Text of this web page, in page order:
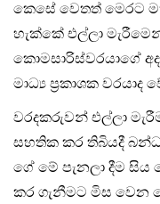
කෙසේ වෙතත් මෙරට
හැක්කේ එල්ලා
කොමසාරිස්‍වරයාගේ
මාධ්‍ය ප්‍රකාශක වරයාද
වරදකරුවන් එල්ලා
සහතික කර තිබියදී
ගේ මේ පැනලා දීම
කර ගැනීමට මිස වෙන